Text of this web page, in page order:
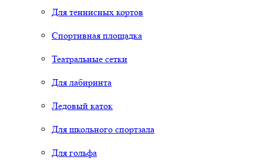
Для теннисных кортов
Спортивная площадка
Театральные сетки
Для лабиринта
Ледовый каток
Для школьного спортзала
Для гольфа